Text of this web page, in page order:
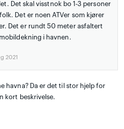
Det skal visstnok bo 1-3 personer
Det er noen ATVer som kjører
Det er rundt 50 meter asfaltert
i havnen.
2021
havna? Da er det til stor hjelp for
kort beskrivelse.